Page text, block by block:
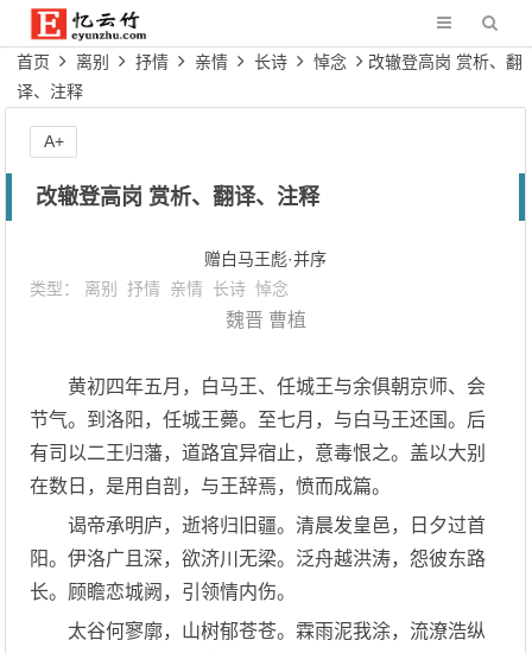
首页 离别 抒情 亲情 长诗 悼念
改辙登高岗 赏析、翻
译、注释
改辙登高岗 赏析、翻译、注释
赠白马王彪·并序
类型： 离别 抒情 亲情 长诗 悼念
魏晋 曹植
黄初四年五月，白马王、任城王与余俱朝京师、会
节气。到洛阳，任城王薨。至七月，与白马王还国。后
有司以二王归藩，道路宜异宿止，意毒恨之。盖以大别
在数日，是用自剖，与王辞焉，愤而成篇。
谒帝承明庐，逝将归旧疆。清晨发皇邑，日夕过首
阳。伊洛广且深，欲济川无梁。泛舟越洪涛，怨彼东路
长。顾瞻恋城阙，引领情内伤。
太谷何寥廓，山树郁苍苍。霖雨泥我涂，流潦浩纵
A+